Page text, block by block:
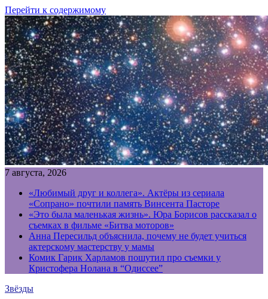
Перейти к содержимому
7 августа, 2026
«Любимый друг и коллега». Актёры из сериала
«Сопрано» почтили память Винсента Пасторе
«Это была маленькая жизнь». Юра Борисов рассказал о
съемках в фильме «Битва моторов»
Анна Пересильд объяснила, почему не будет учиться
актерскому мастерству у мамы
Комик Гарик Харламов пошутил про съемки у
Кристофера Нолана в “Одиссее”
Звёзды